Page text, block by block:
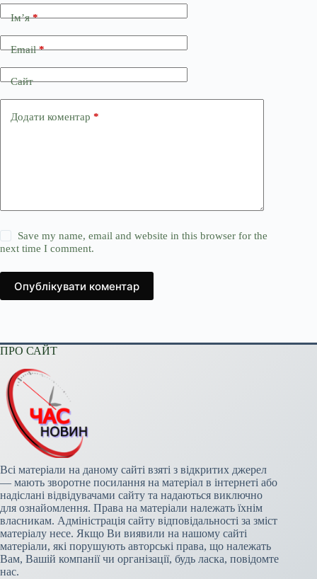
Ім’я*
Email*
Сайт
Додати коментар *
Save my name, email and website in this browser for the
next time I comment.
Опублікувати коментар
ПРО САЙТ
Всі матеріали на даному сайті взяті з відкритих джерел
— мають зворотне посилання на матеріал в інтернеті або
надіслані відвідувачами сайту та надаються виключно
для ознайомлення. Права на матеріали належать їхнім
власникам. Адміністрація сайту відповідальності за зміст
матеріалу несе. Якщо Ви виявили на нашому сайті
матеріали, які порушують авторські права, що належать
Вам, Вашій компанії чи організації, будь ласка, повідомте
нас.